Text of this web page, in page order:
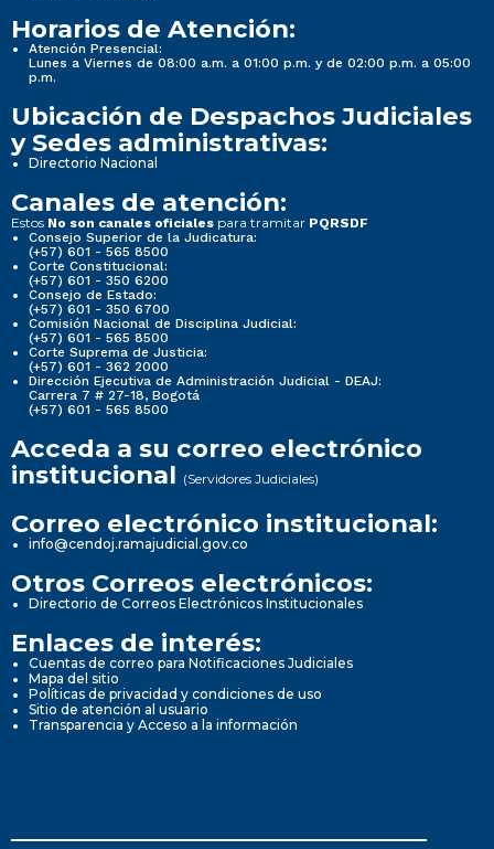
Horarios de Atención:
Atención Presencial:
Lunes a Viernes de 08:00 a.m. a 01:00 p.m. y de 02:00 p.m. a 05:00
p.m.
Ubicación de Despachos Judiciales
y Sedes administrativas:
Directorio Nacional
Canales de atención:
Estos No son canales oficiales para tramitar PQRSDF
Consejo Superior de la Judicatura:
(+57) 601 - 565 8500
Corte Constitucional:
(+57) 601 - 350 6200
Consejo de Estado:
(+57) 601 - 350 6700
Comisión Nacional de Disciplina Judicial:
(+57) 601 - 565 8500
Corte Suprema de Justicia:
(+57) 601 - 362 2000
Dirección Ejecutiva de Administración Judicial - DEAJ:
Carrera 7 # 27-18, Bogotá
(+57) 601 - 565 8500
Acceda a su correo electrónico
institucional (Servidores Judiciales)
Correo electrónico institucional:
info@cendoj.ramajudicial.gov.co
Otros Correos electrónicos:
Directorio de Correos Electrónicos Institucionales
Enlaces de interés:
Cuentas de correo para Notificaciones Judiciales
Mapa del sitio
Políticas de privacidad y condiciones de uso
Sitio de atención al usuario
Transparencia y Acceso a la información